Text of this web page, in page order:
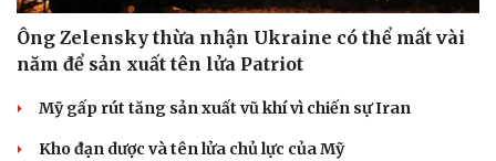
Ông Zelensky thừa nhận Ukraine có thể mất vài
năm để sản xuất tên lửa Patriot
Mỹ gấp rút tăng sản xuất vũ khí vì chiến sự Iran
Kho đạn dược và tên lửa chủ lực của Mỹ